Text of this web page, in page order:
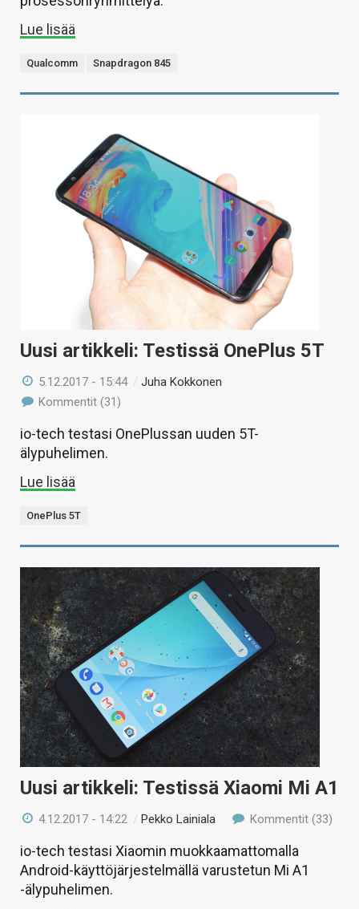
Lue lisää
Qualcomm Snapdragon 845
Uusi artikkeli: Testissä OnePlus 5T
5.12.2017 - 15:44 /Juha Kokkonen
Kommentit (31)
io-tech testasi OnePlussan uuden 5T-
älypuhelimen.
Lue lisää
OnePlus 5T
Uusi artikkeli: Testissä Xiaomi Mi A1
4.12.2017 - 14:22 / Pekko Lainiala Kommentit (33)
io-tech testasi Xiaomin muokkaamattomalla
Android-käyttöjärjestelmällä varustetun Mi A1
-älypuhelimen.